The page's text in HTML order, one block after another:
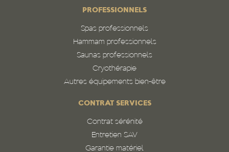
PROFESSIONNELS
Spas professionnels
Hammam professionnels
Saunas professionnels
Cryothérapie
Autres équipements bien-être
CONTRAT SERVICES
Contrat sérénité
Entretien SAV
Garantie matériel